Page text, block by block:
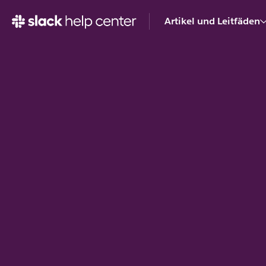
Artikel und Leitfäden